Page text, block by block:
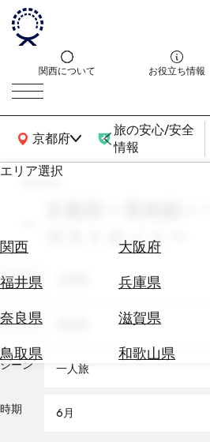
関西について お役立ち情報
京都府
関西広域MAP
旅の安心/安全
情報
エリア選択
関西 大阪府
福井県
兵庫県
奈良県
滋賀県
鳥取県
和歌山県
エ
券
テ
を
search
京都府 × 美術館 ×
ガストロノミー
エリア
テーマ
シーン 一人旅
時期 6月